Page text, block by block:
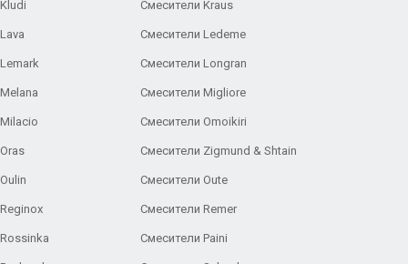
Смесители Kraus
Смесители Ledeme
Смесители Longran
Смесители Migliore
Смесители Omoikiri
Смесители Zigmund & Shtain
Смесители Oute
Смесители Remer
Смесители Paini